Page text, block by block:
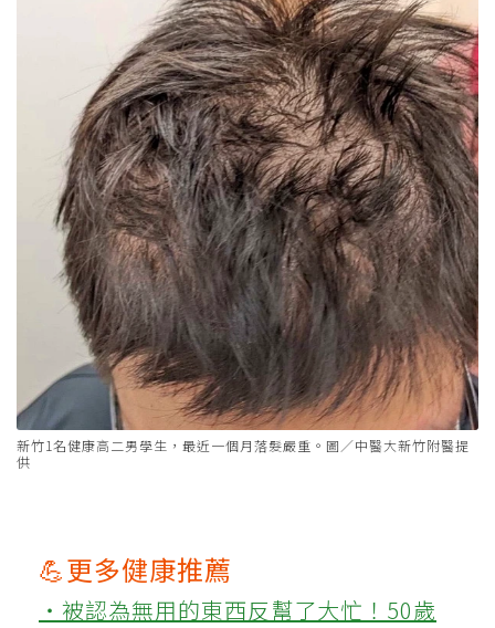
新竹1名健康高二男學生，最近一個月落髮嚴重。圖／中醫大新竹附醫提
供
💪更多健康推薦
‧被認為無用的東西反幫了大忙！50歲